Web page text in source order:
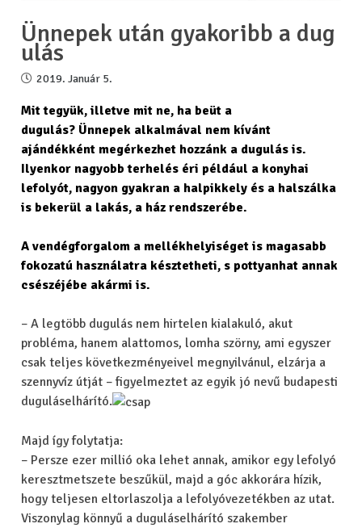
Ünnepek után gyakoribb a dug
ulás
2019. Január 5.
Mit tegyük, illetve mit ne, ha beüt a
dugulás? Ünnepek alkalmával nem kívánt
ajándékként megérkezhet hozzánk a dugulás is.
Ilyenkor nagyobb terhelés éri például a konyhai
lefolyót, nagyon gyakran a halpikkely és a halszálka
is bekerül a lakás, a ház rendszerébe.
A vendégforgalom a mellékhelyiséget is magasabb
fokozatú használatra késztetheti, s pottyanhat annak
csészéjébe akármi is.
– A legtöbb dugulás nem hirtelen kialakuló, akut
probléma, hanem alattomos, lomha szörny, ami egyszer
csak teljes következményeivel megnyilvánul, elzárja a
szennyvíz útját – figyelmeztet az egyik jó nevű budapesti
duguláselhárító.
Majd így folytatja:
– Persze ezer millió oka lehet annak, amikor egy lefolyó
keresztmetszete beszűkül, majd a góc akkorára hízik,
hogy teljesen eltorlaszolja a lefolyóvezetékben az utat.
Viszonylag könnyű a duguláselhárító szakember